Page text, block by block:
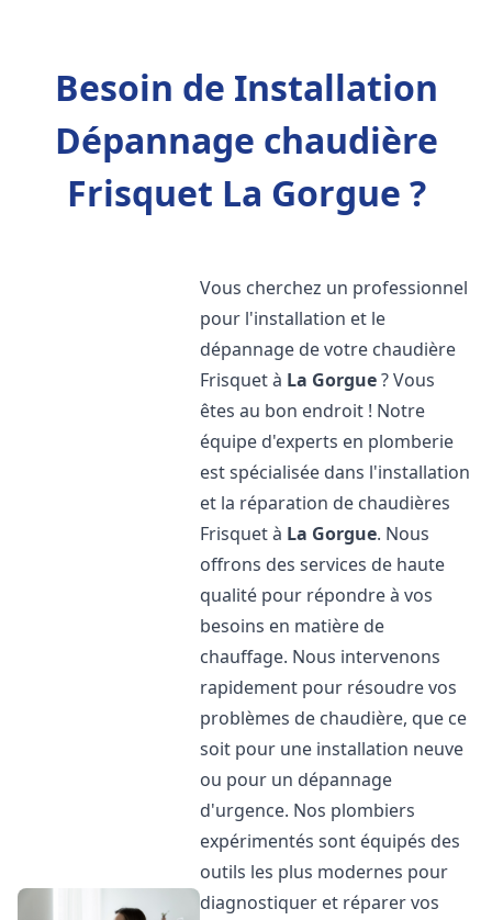
Besoin de Installation
Dépannage chaudière
Frisquet La Gorgue ?
Vous cherchez un professionnel
pour l'installation et le
dépannage de votre chaudière
Frisquet à La Gorgue? Vous
êtes au bon endroit ! Notre
équipe d'experts en plomberie
est spécialisée dans l'installation
et la réparation de chaudières
Frisquet à La Gorgue. Nous
offrons des services de haute
qualité pour répondre à vos
besoins en matière de
chauffage. Nous intervenons
rapidement pour résoudre vos
problèmes de chaudière, que ce
soit pour une installation neuve
ou pour un dépannage
d'urgence. Nos plombiers
expérimentés sont équipés des
outils les plus modernes pour
diagnostiquer et réparer vos